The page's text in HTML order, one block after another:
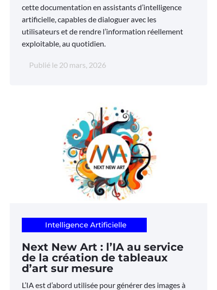
cette documentation en assistants d’intelligence
artificielle, capables de dialoguer avec les
utilisateurs et de rendre l’information réellement
exploitable, au quotidien.
Publié le 20 mars, 2026
Intelligence Artificielle
Next New Art : l’IA au service
de la création de tableaux
d’art sur mesure
L’IA est d’abord utilisée pour générer des images à